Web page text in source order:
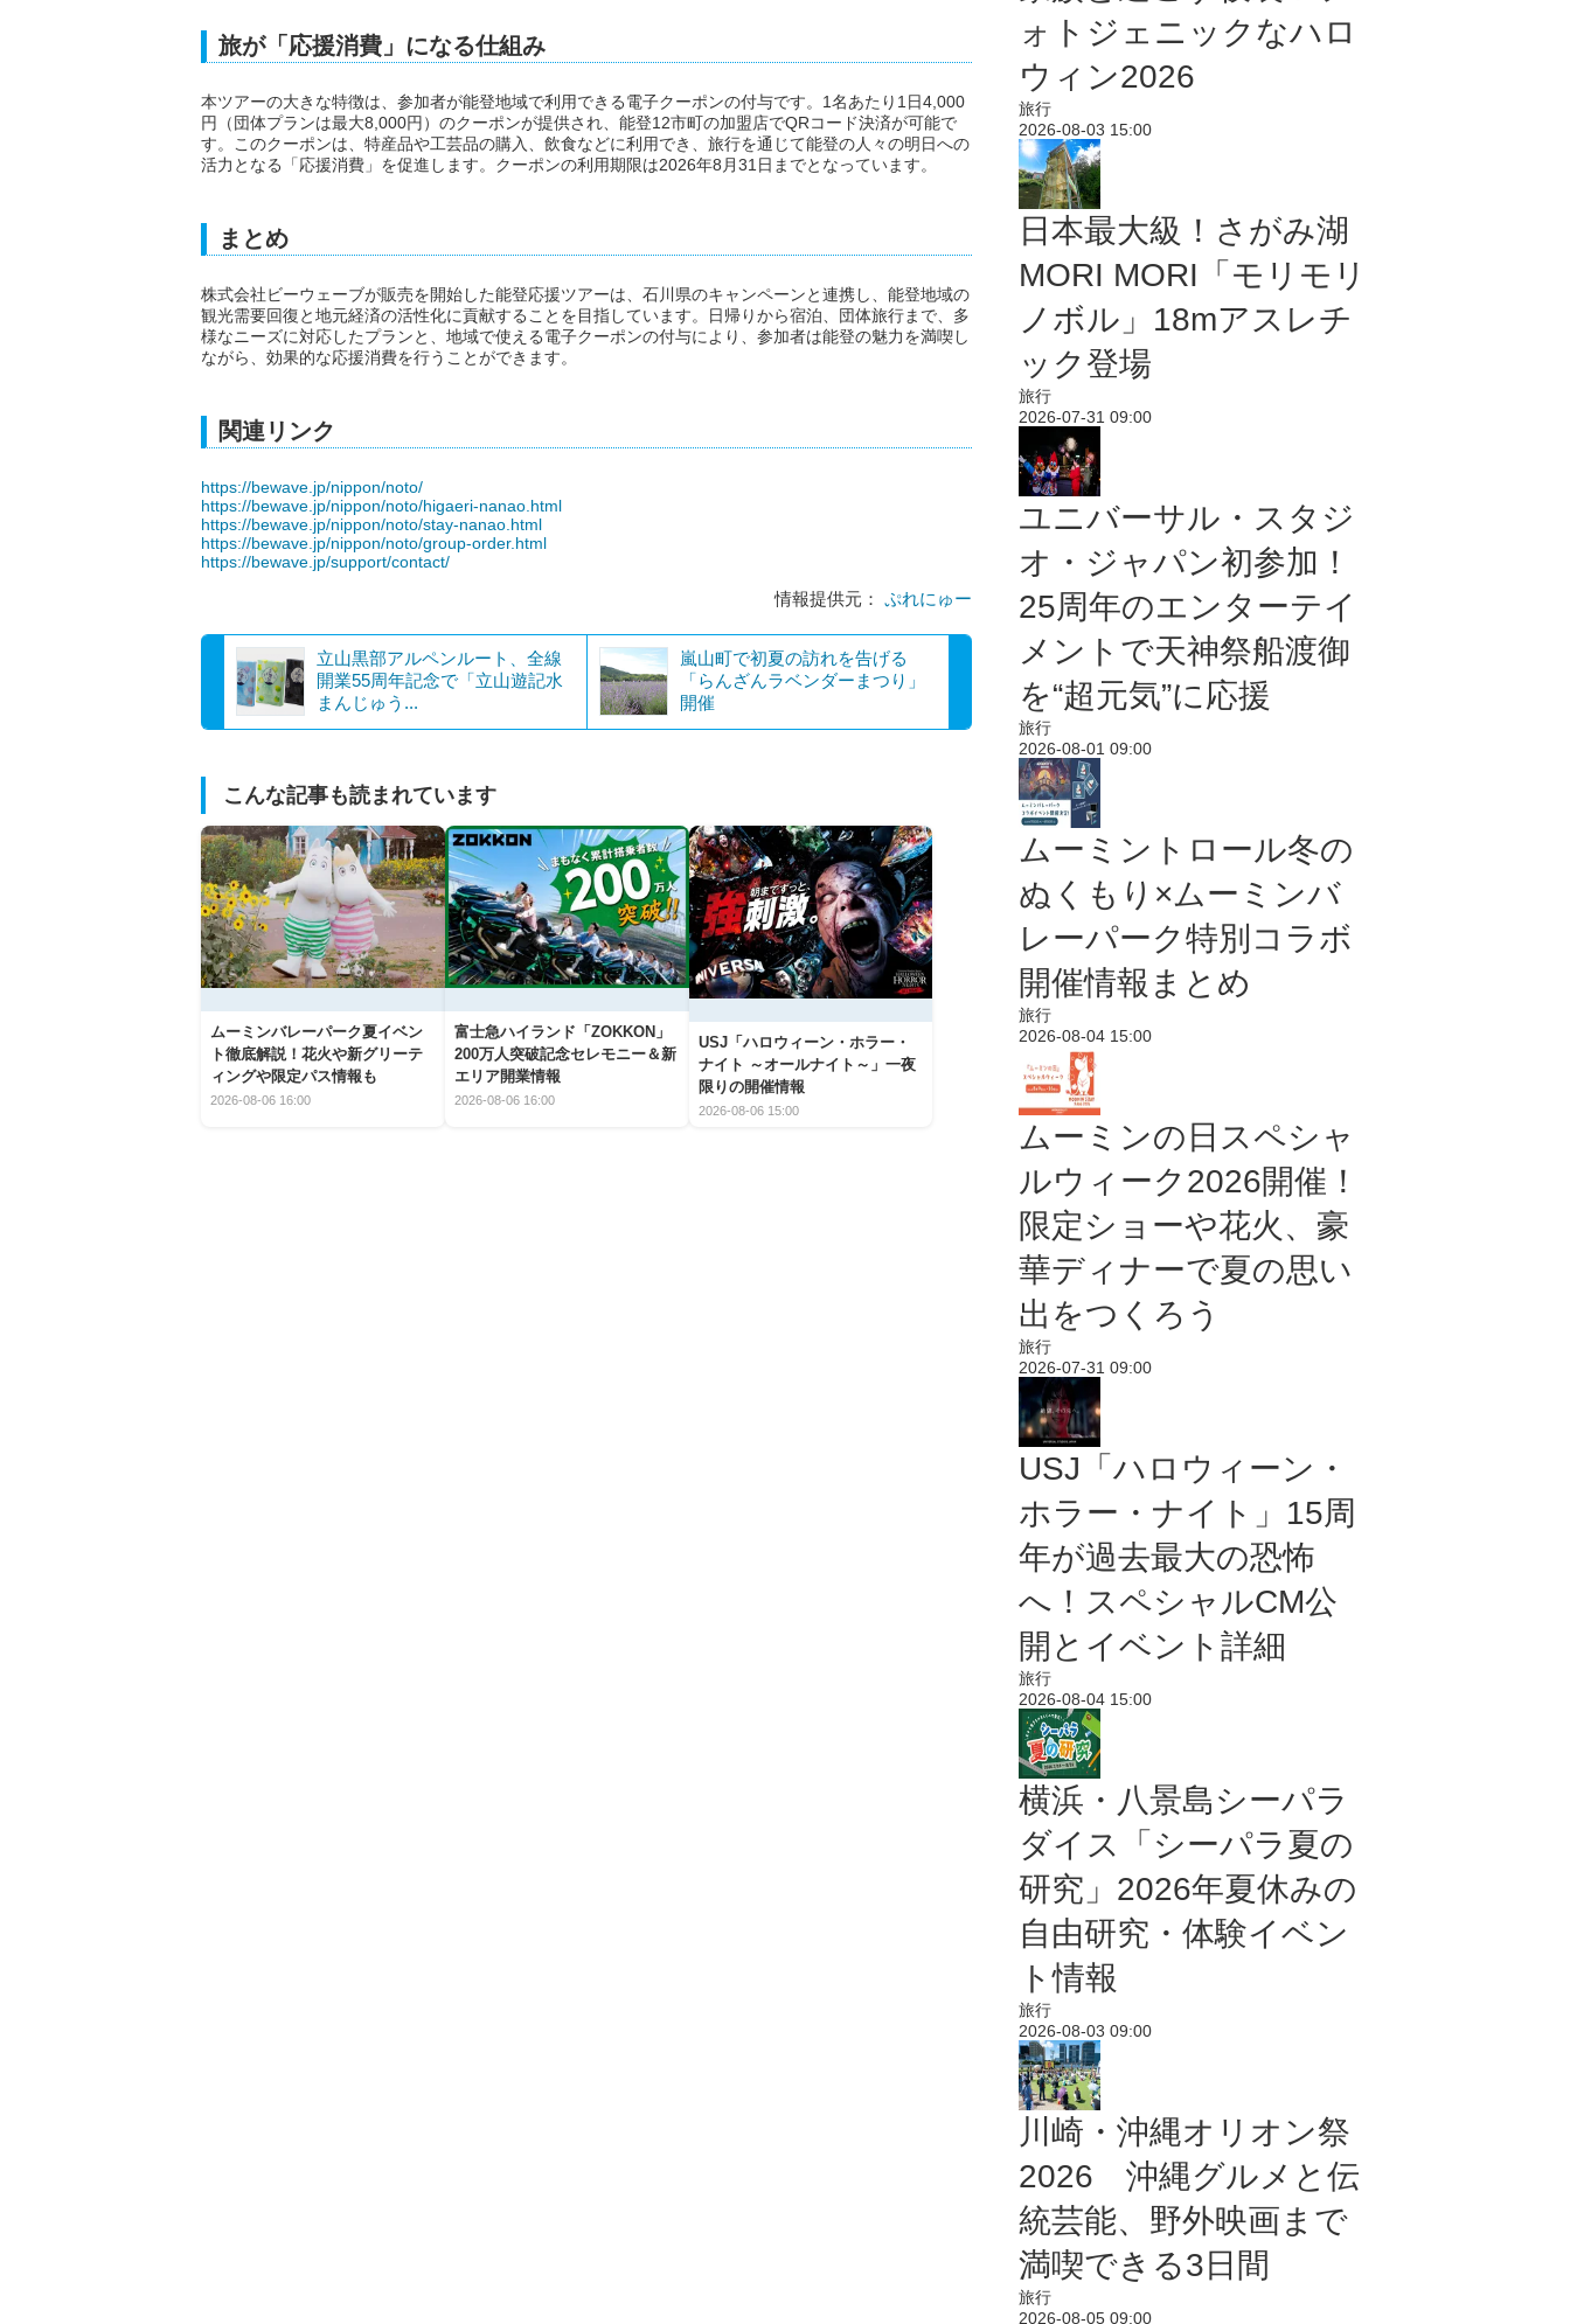
旅が「応援消費」になる仕組み
本ツアーの大きな特徴は、参加者が能登地域で利用できる電子クーポンの付与です。1名あたり1日4,000
円（団体プランは最大8,000円）のクーポンが提供され、能登12市町の加盟店でQRコード決済が可能で
す。このクーポンは、特産品や工芸品の購入、飲食などに利用でき、旅行を通じて能登の人々の明日への
活力となる「応援消費」を促進します。クーポンの利用期限は2026年8月31日までとなっています。
まとめ
株式会社ビーウェーブが販売を開始した能登応援ツアーは、石川県のキャンペーンと連携し、能登地域の
観光需要回復と地元経済の活性化に貢献することを目指しています。日帰りから宿泊、団体旅行まで、多
様なニーズに対応したプランと、地域で使える電子クーポンの付与により、参加者は能登の魅力を満喫し
ながら、効果的な応援消費を行うことができます。
関連リンク
https://bewave.jp/nippon/noto/
https://bewave.jp/nippon/noto/higaeri-nanao.html
https://bewave.jp/nippon/noto/stay-nanao.html
https://bewave.jp/nippon/noto/group-order.html
https://bewave.jp/support/contact/
情報提供元： ぷれにゅー
立山黒部アルペンルート、全線
開業55周年記念で「立山遊記水
まんじゅう...
嵐山町で初夏の訪れを告げる
「らんざんラベンダーまつり」
開催
こんな記事も読まれています
ムーミンバレーパーク夏イベン
ト徹底解説！花火や新グリーテ
ィングや限定パス情報も
2026-08-06 16:00
富士急ハイランド「ZOKKON」
200万人突破記念セレモニー＆新
エリア開業情報
2026-08-06 16:00
USJ「ハロウィーン・ホラー・
ナイト ～オールナイト～」一夜
限りの開催情報
2026-08-06 15:00
ォトジェニックなハロ
ウィン2026
旅行
2026-08-03 15:00
日本最大級！さがみ湖
MORI MORI「モリモリ
ノボル」18mアスレチ
ック登場
旅行
2026-07-31 09:00
ユニバーサル・スタジ
オ・ジャパン初参加！
25周年のエンターテイ
メントで天神祭船渡御
を“超元気”に応援
旅行
2026-08-01 09:00
ムーミントロール冬の
ぬくもり×ムーミンバ
レーパーク特別コラボ
開催情報まとめ
旅行
2026-08-04 15:00
ムーミンの日スペシャ
ルウィーク2026開催！
限定ショーや花火、豪
華ディナーで夏の思い
出をつくろう
旅行
2026-07-31 09:00
USJ「ハロウィーン・
ホラー・ナイト」15周
年が過去最大の恐怖
へ！スペシャルCM公
開とイベント詳細
旅行
2026-08-04 15:00
横浜・八景島シーパラ
ダイス「シーパラ夏の
研究」2026年夏休みの
自由研究・体験イベン
ト情報
旅行
2026-08-03 09:00
川崎・沖縄オリオン祭
2026 沖縄グルメと伝
統芸能、野外映画まで
満喫できる3日間
旅行
2026-08-05 09:00